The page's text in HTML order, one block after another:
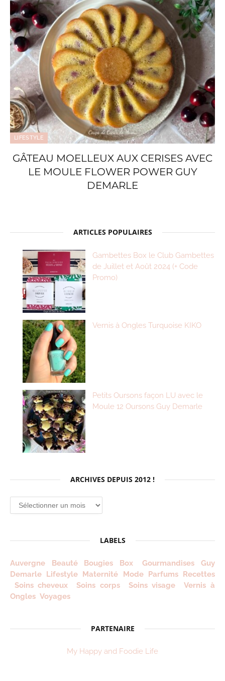
LIFESTYLE
GÂTEAU MOELLEUX AUX CERISES AVEC
LE MOULE FLOWER POWER GUY
DEMARLE
ARTICLES POPULAIRES
Gambettes Box le Club Gambettes
de Juillet et Août 2024 (+ Code
Promo)
Vernis à Ongles Turquoise KIKO
Petits Oursons façon LU avec le
Moule 12 Oursons Guy Demarle
ARCHIVES DEPUIS 2012 !
Archives
depuis
LABELS
Auvergne Beauté Bougies Box Gourmandises
Guy
Demarle Lifestyle Maternité Mode Parfums Recettes
Soins cheveux
Soins corps Soins visage
Vernis à
Ongles Voyages
PARTENAIRE
My Happy and Foodie Life